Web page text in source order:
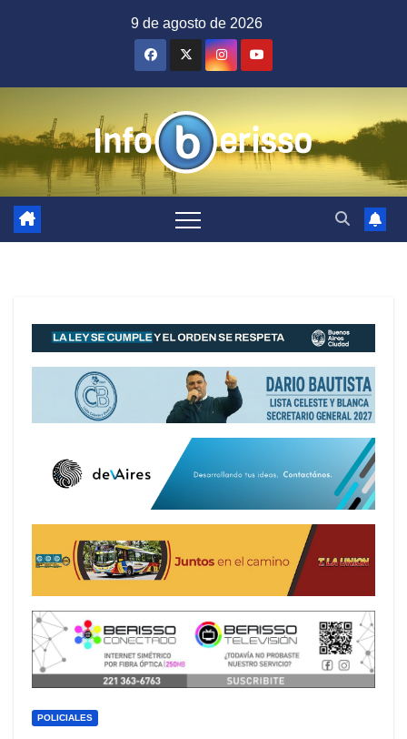
9 de agosto de 2026
POLICIALES